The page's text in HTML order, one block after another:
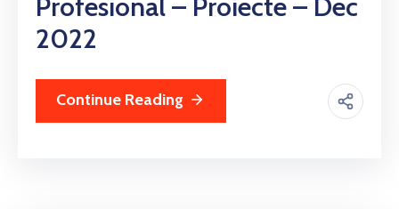
Profesional – Proiecte – Dec
2022
Continue Reading